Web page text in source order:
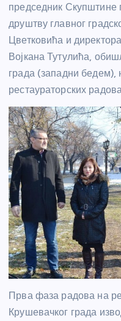
председник
друштву главног
Цветковића и
Војкана Тутулића,
града (западни
рестаураторских
Прва фаза радова на
Крушевачког града